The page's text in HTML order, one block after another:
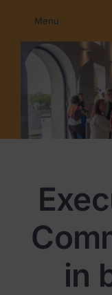
inhoud
Menu
Home
Membership
Programma’s
in